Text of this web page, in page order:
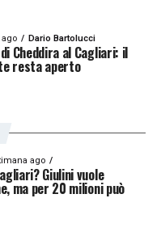
ago Dario Bartolucci
Cheddira al Cagliari: il
resta aperto
ago
Giulini vuole
ma per 20 milioni può